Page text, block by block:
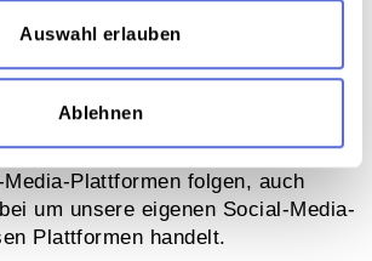
Auswahl erlauben
Ablehnen
der jeweiligen
Instagram, Threads und Twitter)
wenn Sie von uns gesetzten Links
Plattformen folgen, auch
um unsere eigenen Social-Media-
Plattformen handelt.